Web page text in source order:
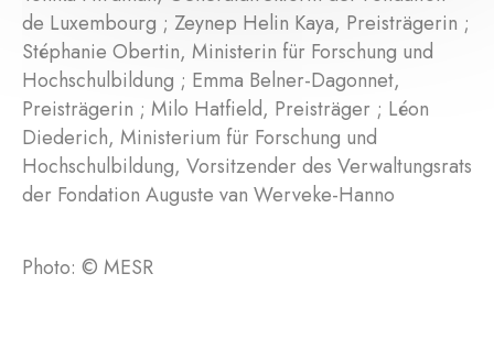
de Luxembourg ; Zeynep Helin Kaya, Preisträgerin ;
Stéphanie Obertin, Ministerin für Forschung und
Hochschulbildung ; Emma Belner-Dagonnet,
Preisträgerin ; Milo Hatfield, Preisträger ; Léon
Diederich, Ministerium für Forschung und
Hochschulbildung, Vorsitzender des Verwaltungsrats
der Fondation Auguste van Werveke-Hanno
Photo: © MESR